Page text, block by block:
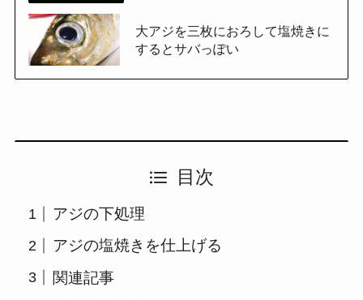
大アジを三枚におろして塩焼きに
するとサバっぽい
目次
アジの下処理
アジの塩焼きを仕上げる
関連記事